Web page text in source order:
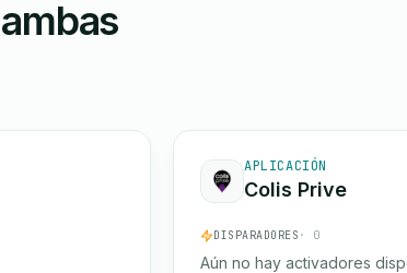
APLICACIÓN
Colis Prive
DISPARADORES · 0
Aún no hay activadores